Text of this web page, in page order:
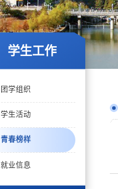
学生工作
团学组织
学生活动
青春榜样
就业信息